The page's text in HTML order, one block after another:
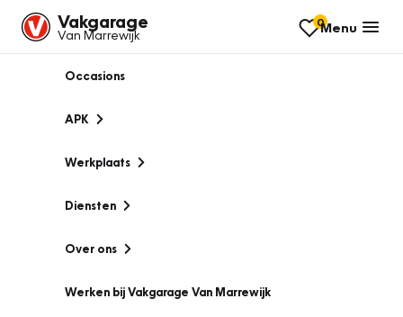
Vakgarage
Van Marrewijk
0Menu
Occasions
APK
Werkplaats
Diensten
Over ons
Werken bij Vakgarage Van Marrewijk